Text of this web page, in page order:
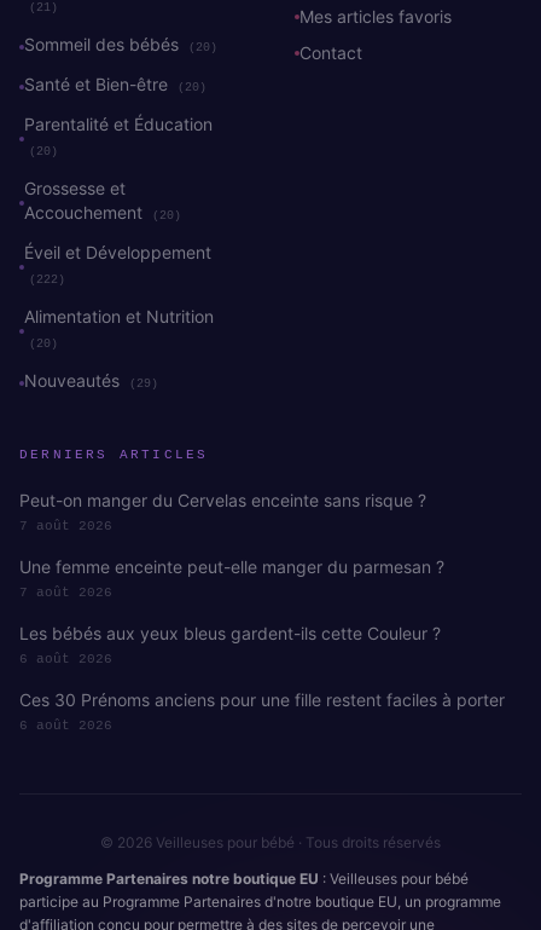
(21)
Sommeil des bébés (20)
Santé et Bien-être (20)
Parentalité et Éducation
(20)
Grossesse et
Accouchement
(20)
Éveil et Développement
(222)
Alimentation et Nutrition
(20)
Nouveautés (29)
Mes articles favoris
Contact
DERNIERS ARTICLES
Peut-on manger du Cervelas enceinte sans risque ?
7 août 2026
Une femme enceinte peut-elle manger du parmesan ?
7 août 2026
Les bébés aux yeux bleus gardent-ils cette Couleur ?
6 août 2026
Ces 30 Prénoms anciens pour une fille restent faciles à porter
6 août 2026
© 2026 Veilleuses pour bébé · Tous droits réservés
Programme Partenaires notre boutique EU : Veilleuses pour bébé
participe au Programme Partenaires d'notre boutique EU, un programme
d'affiliation conçu pour permettre à des sites de percevoir une